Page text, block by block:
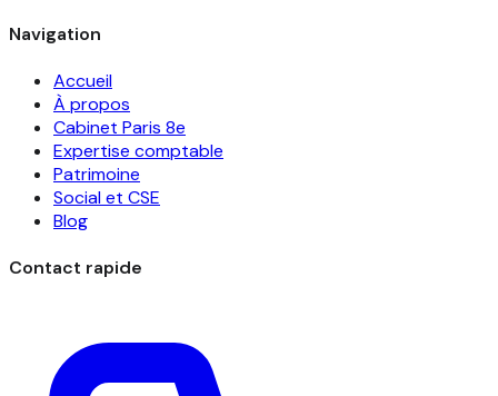
Navigation
Accueil
À propos
Cabinet Paris 8e
Expertise comptable
Patrimoine
Social et CSE
Blog
Contact rapide